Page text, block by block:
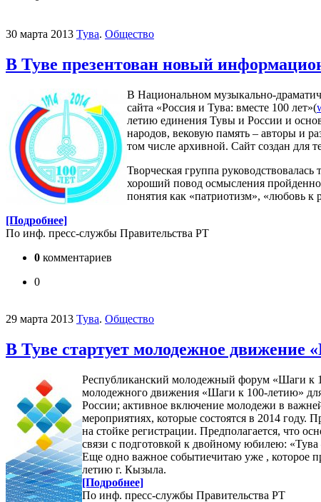
30 марта 2013 Тува. Общество
В Туве презентован новый
В Национальном музыкально-
сайта «Россия и Тува: вместе 100 лет»(
летию единения Тувы и России и
народов, вековую память – авторы и
том числе архивной. Сайт создан для
Творческая группа
хороший повод осмысления
понятия как «патриотизм», «любовь
[Подробнее]
По инф. пресс-службы Правительства РТ
0 комментариев
0
29 марта 2013 Тува. Общество
В Туве стартует молодежное движение
Республиканский молодежный форум «Шаги к
молодежного движения «Шаги к 100-летию»
России; активное включение молодежи в
мероприятиях, которые состоятся в 2014
на стойке регистрации. Предполагается, что
связи с подготовкой к двойному юбилею:
Еще одно важное событиечитаю уже , которое
летию г. Кызыла.
[Подробнее]
По инф. пресс-службы Правительства РТ